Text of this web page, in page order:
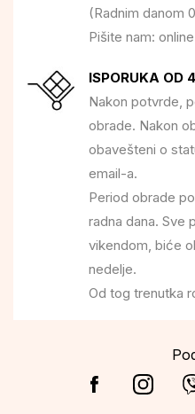
(Radnim danom
Pišite nam:
ISPORUKA OD
Nakon potvrde,
obrade. Nakon
obavešteni o
email-a.
Period obrade
radna dana. Sve
vikendom, biće
nedelje.
Od tog trenutka